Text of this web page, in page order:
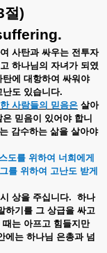
절)
사탄과 싸우는 전투자
하나님의 자녀가 되였
탄에 대항하여 싸워야
난도 있습니다.
사람들의 믿음은 살아
은 믿음이 있어야 합니
감수하는 삶을 살아야
도를 위하여 너희에게
그를 위하여 고난도 받게
상을 주십니다. 하나
하기를 그 상급을 싸고
때는 아프고 힘들지만
에는 하나님 은총과 넘